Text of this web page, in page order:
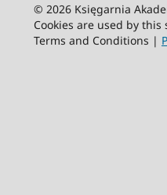
© 2026 Księgarnia
Cookies are used by
Terms and Conditions |